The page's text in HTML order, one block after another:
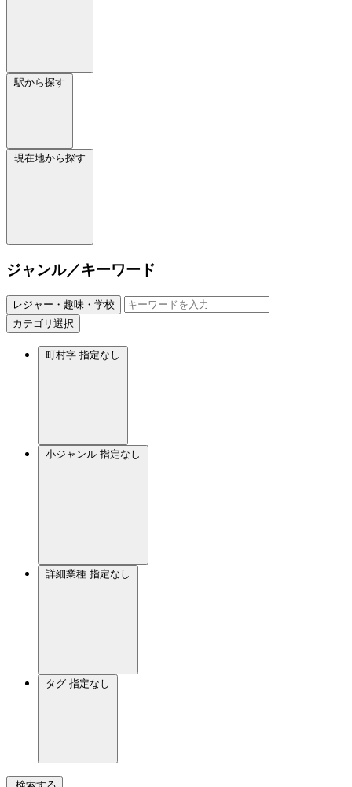
駅から探す
現在地から探す
ジャンル／キーワード
レジャー・趣味・学校
カテゴリ選択
町村字 指定なし
小ジャンル 指定なし
詳細業種 指定なし
タグ 指定なし